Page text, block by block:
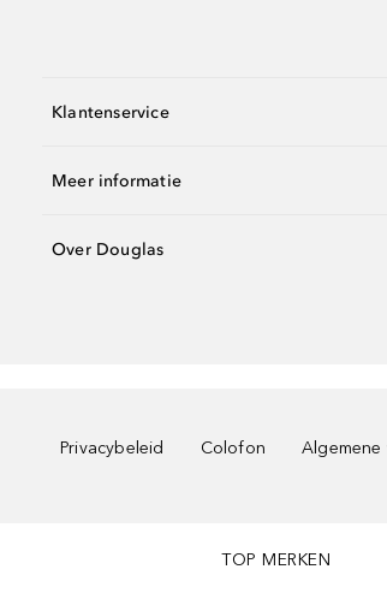
Klantenservice
Meer informatie
Over Douglas
Privacybeleid Colofon
TOP MERKEN